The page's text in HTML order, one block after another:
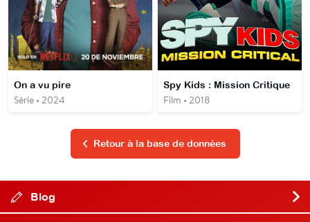
On a vu pire
Série • 2024
Spy Kids : Mission Critique
Film • 2018
Retour à la base de données
Blog